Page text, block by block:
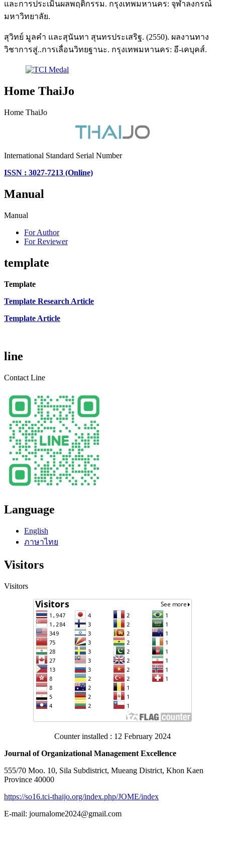
และการประเมินผลพฤติกรรม. กรุงเทพมหานคร: จุฬาลงกรณ์
มหาวิทยาลัย.
สุวิทย์ มูลคำ และสุนันทา สุนทรประเสริฐ. (2550). ผลงานทาง
วิชาการสู่..การเลื่อนวิทยฐานะ. กรุงเทพมหานคร: อี-เคบุคส์.
Home ThaiJo
Home ThaiJo
International Standard Serial Number
ISSN : 3027-7213 (Online)
Manual
Manual
For Author
For Reviewer
template
Template
Template Research Article
Template Article
line
Contact Line
Language
English
ภาษาไทย
Visitors
Visitors
Counter installed : 12 February 2024
Journal of Organizational Management Excellence
555/70 Moo. 10, Sila Subdistrict, Mueang District, Khon Kaen
Province 40000
https://so16.tci-thaijo.org/index.php/JOME/index
E-mail: journalome2024@gmail.com